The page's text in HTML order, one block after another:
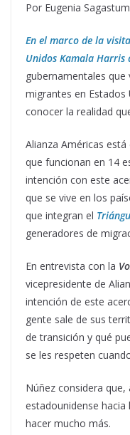
Por Eugenia
En el marco de la
Unidos Kamala Harris
gubernamentales
migrantes en
conocer la realidad
Alianza Américas
que funcionan en 14
intención con este
que se vive en los
que integran el
generadores de
En entrevista con la
vicepresidente de
intención de este
gente sale de sus
de transición y qué
se les respeten
Núñez considera
estadounidense
hacer mucho más.